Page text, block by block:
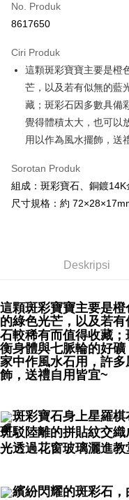
Pengambilan di Kedai
Apple Pay
JKOPAY
Easy Wallet
Pemindahan ATM
Pilihan Penghantaran
賣家宅配幫您送（台灣）
NT$80/pesanan |
NT$3,000 atau lebih
郵局幫你送（離島）
NT$3,000 atau lebih
付款後門市自取
No. Produk
8617650
Ciri Produk
這顆斑彩寶寶主要是橙
芒，以及若有似無的藍
藏；斑彩石因多數具備
覺得體積太大，也可以
用以作為風水擺飾，送
Sorotan Produk
組成：斑彩寶石、銅鍍14K
尺寸規格：約
Deskripsi
這顆斑彩寶寶主要是
的綠色光芒，以及若
石較稀有而值得收藏
衡身體與七脈輪的好
家中作風水石用，許
飾，送禮自用皆宜~
斑彩寶石身上星羅
斑駁陸離的拼貼紋交
光透過花窗玻璃灑進
繽紛閃耀的斑彩石，